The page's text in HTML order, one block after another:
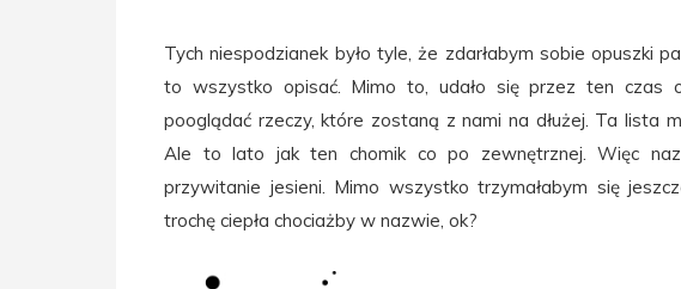
Tych niespodzianek było tyle, że zdarłabym sobie opuszki
to wszystko opisać. Mimo to, udało się przez ten czas
pooglądać rzeczy, które zostaną z nami na dłużej. Ta lista
Ale to lato jak ten chomik co po zewnętrznej. Więc
przywitanie jesieni. Mimo wszystko trzymałabym się
trochę ciepła chociażby w nazwie, ok?